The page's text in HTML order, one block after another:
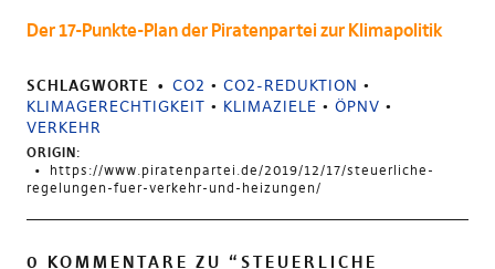
Der 17-Punkte-Plan der Piratenpartei zur Klimapolitik
SCHLAGWORTE CO2 • CO2-REDUKTION •
KLIMAGERECHTIGKEIT • KLIMAZIELE • ÖPNV •
VERKEHR
ORIGIN:
https://www.piratenpartei.de/2019/12/17/steuerliche-
regelungen-fuer-verkehr-und-heizungen/
0 KOMMENTARE ZU “ STEUERLICHE